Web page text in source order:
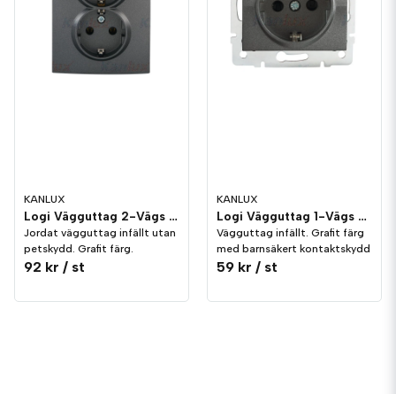
KANLUX
Logi Vägguttag 2-Vägs Grafit
Jordat vägguttag infällt utan
petskydd. Grafit färg.
92 kr / st
KANLUX
Logi Vägguttag 1-Vägs Grafit Petskydd
Vägguttag infällt. Grafit färg
med barnsäkert kontaktskydd
59 kr / st